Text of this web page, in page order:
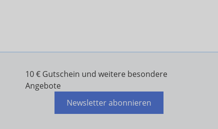
10 € Gutschein und weitere besondere
Angebote
Newsletter abonnieren